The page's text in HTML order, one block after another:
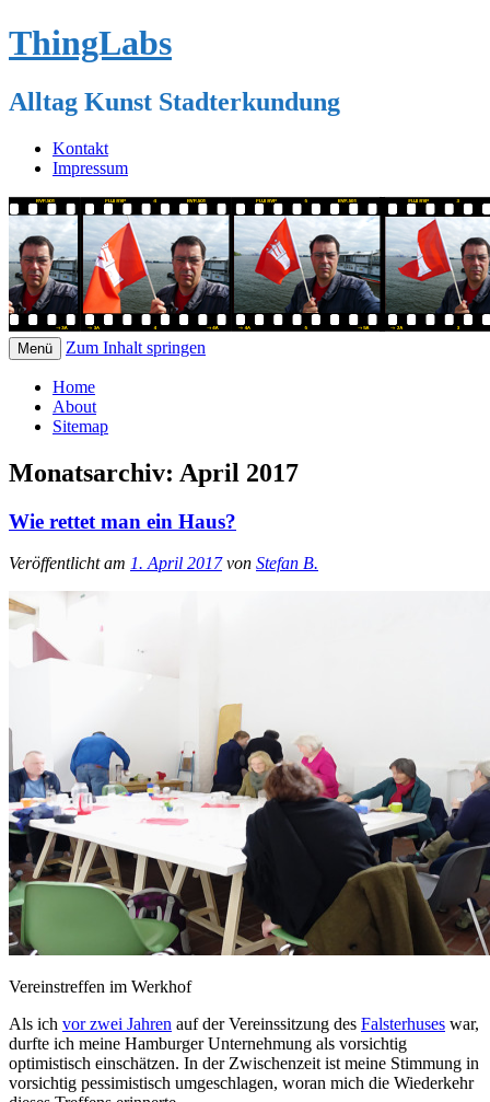
ThingLabs
Alltag Kunst Stadterkundung
Kontakt
Impressum
Menü Zum Inhalt springen
Home
About
Sitemap
Monatsarchiv: April 2017
Wie rettet man ein Haus?
Veröffentlicht am 1. April 2017 von Stefan B.
Vereinstreffen im Werkhof
Als ich vor zwei Jahren auf der Vereinssitzung des Falsterhuses war,
durfte ich meine Hamburger Unternehmung als vorsichtig
optimistisch einschätzen. In der Zwischenzeit ist meine Stimmung in
vorsichtig pessimistisch umgeschlagen, woran mich die Wiederkehr